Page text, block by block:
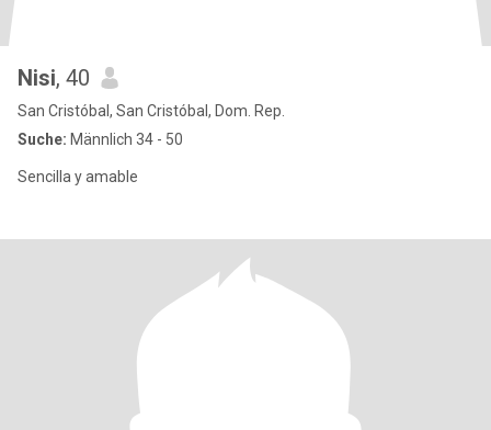
Nisi, 40
San Cristóbal, San Cristóbal, Dom. Rep.
Suche: Männlich 34 - 50
Sencilla y amable